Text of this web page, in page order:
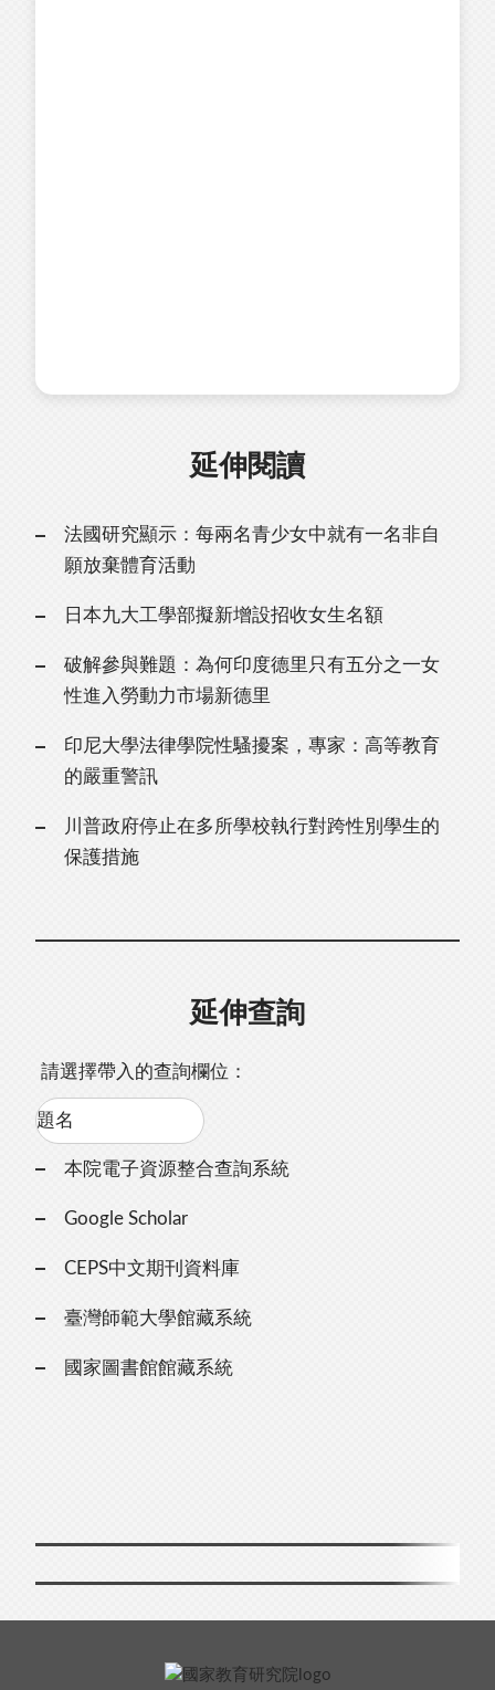
延伸閱讀
法國研究顯示：每兩名青少女中就有一名非自
願放棄體育活動
日本九大工學部擬新增設招收女生名額
破解參與難題：為何印度德里只有五分之一女
性進入勞動力市場新德里
印尼大學法律學院性騷擾案，專家：高等教育
的嚴重警訊
川普政府停止在多所學校執行對跨性別學生的
保護措施
延伸查詢
請選擇帶入的查詢欄位：
本院電子資源整合查詢系統
Google Scholar
CEPS中文期刊資料庫
臺灣師範大學館藏系統
國家圖書館館藏系統